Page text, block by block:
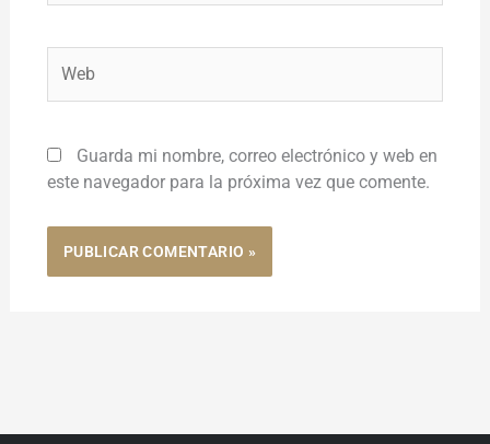
Guarda mi nombre, correo electrónico y web en
este navegador para la próxima vez que comente.